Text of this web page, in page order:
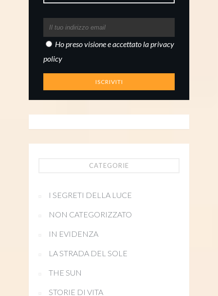
Ho preso visione e accettato laprivacy
policy
CATEGORIE
I SEGRETI DELLA LUCE
NON CATEGORIZZATO
IN EVIDENZA
LA STRADA DEL SOLE
THE SUN
STORIE DI VITA